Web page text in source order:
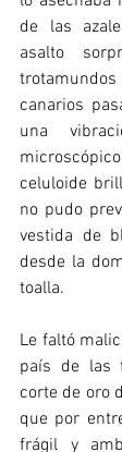
de las
asalto
canarios
una
celuloide
no pudo
vestida de
desde la
toalla.
Le faltó
país de las
corte de oro
que por
frágil y